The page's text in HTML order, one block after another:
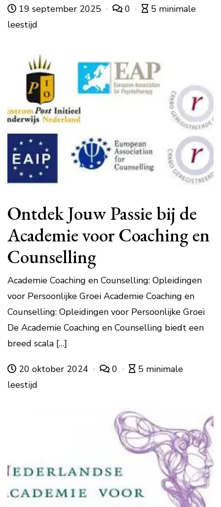
19 september 2025 0
5 minimale
leestijd
Ontdek Jouw Passie bij de
Academie voor Coaching en
Counselling
Academie Coaching en Counselling: Opleidingen
voor Persoonlijke Groei Academie Coaching en
Counselling: Opleidingen voor Persoonlijke Groei
De Academie Coaching en Counselling biedt een
breed scala […]
20 oktober 2024 0
5 minimale
leestijd